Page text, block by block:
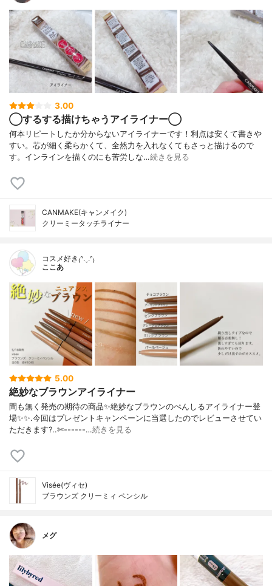
3.00
◯するする描けちゃうアイライナー◯
何本リピートしたか分からないアイライナーです！利点は安くて書きや
すい。芯が細く柔らかくて、全然力を入れなくてもさっと描けるので
す。インラインを描くのにも苦労しな…続きを見る
CANMAKE(キャンメイク)
クリーミータッチライナー
コスメ好き₍ᐢ.ˬ.ᐢ₎
ここあ
5.00
絶妙なブラウンアイライナー
間も無く発売の期待の商品✨絶妙なブラウンのぺんしるアイライナー登
場✨✨.今回はプレゼントキャンペーンに当選したのでレビューさせてい
ただきます?..✄------…続きを見る
Visée(ヴィセ)
ブラウンズ クリーミィ ペンシル
メグ